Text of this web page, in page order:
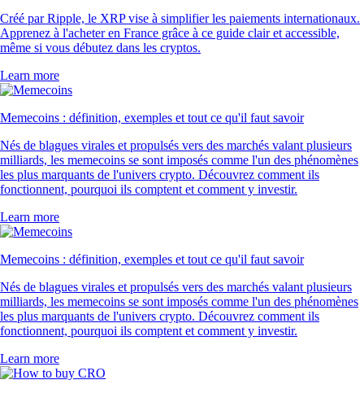
Créé par Ripple, le XRP vise à simplifier les paiements internationaux.
Apprenez à l'acheter en France grâce à ce guide clair et accessible,
même si vous débutez dans les cryptos.
Learn more
Memecoins : définition, exemples et tout ce qu'il faut savoir
Nés de blagues virales et propulsés vers des marchés valant plusieurs
milliards, les memecoins se sont imposés comme l'un des phénomènes
les plus marquants de l'univers crypto. Découvrez comment ils
fonctionnent, pourquoi ils comptent et comment y investir.
Learn more
Memecoins : définition, exemples et tout ce qu'il faut savoir
Nés de blagues virales et propulsés vers des marchés valant plusieurs
milliards, les memecoins se sont imposés comme l'un des phénomènes
les plus marquants de l'univers crypto. Découvrez comment ils
fonctionnent, pourquoi ils comptent et comment y investir.
Learn more